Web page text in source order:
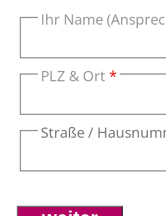
Ihr Name
PLZ & Ort *
Straße /